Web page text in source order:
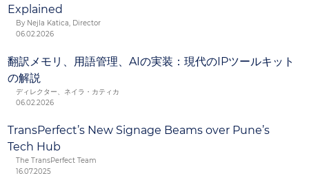
Explained
By Nejla Katica, Director
06.02.2026
翻訳メモリ、用語管理、AIの実装：現代のIPツールキット
の解説
ディレクター、ネイラ・カティカ
06.02.2026
TransPerfect’s New Signage Beams over Pune’s
Tech Hub
The TransPerfect Team
16.07.2025